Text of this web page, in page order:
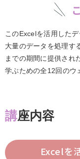
このExcelを活用した
大量のデータを処理す
までの期間に提供され
学ぶための全12回のウ
講座内容
Excelを